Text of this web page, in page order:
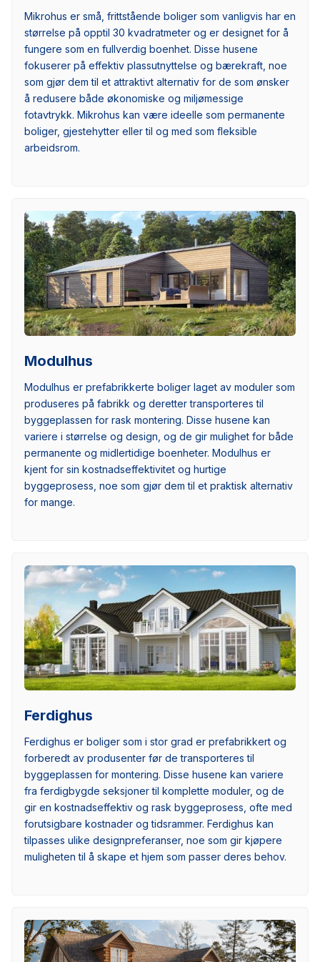
Mikrohus er små, frittstående boliger som vanligvis har en
størrelse på opptil 30 kvadratmeter og er designet for å
fungere som en fullverdig boenhet. Disse husene
fokuserer på effektiv plassutnyttelse og bærekraft, noe
som gjør dem til et attraktivt alternativ for de som ønsker
å redusere både økonomiske og miljømessige
fotavtrykk. Mikrohus kan være ideelle som permanente
boliger, gjestehytter eller til og med som fleksible
arbeidsrom.
Modulhus
Modulhus er prefabrikkerte boliger laget av moduler som
produseres på fabrikk og deretter transporteres til
byggeplassen for rask montering. Disse husene kan
variere i størrelse og design, og de gir mulighet for både
permanente og midlertidige boenheter. Modulhus er
kjent for sin kostnadseffektivitet og hurtige
byggeprosess, noe som gjør dem til et praktisk alternativ
for mange.
Ferdighus
Ferdighus er boliger som i stor grad er prefabrikkert og
forberedt av produsenter før de transporteres til
byggeplassen for montering. Disse husene kan variere
fra ferdigbygde seksjoner til komplette moduler, og de
gir en kostnadseffektiv og rask byggeprosess, ofte med
forutsigbare kostnader og tidsrammer. Ferdighus kan
tilpasses ulike designpreferanser, noe som gir kjøpere
muligheten til å skape et hjem som passer deres behov.